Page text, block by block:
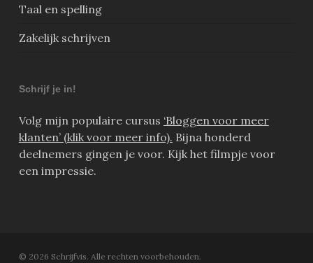
Taal en spelling
Zakelijk schrijven
Schrijf je in!
Volg mijn populaire cursus ‘Bloggen voor meer
klanten’ (klik voor meer info). Bijna honderd
deelnemers gingen je voor. Kijk het filmpje voor
een impressie.
© 2026 Schrijfvis. Alle rechten voorbehouden.